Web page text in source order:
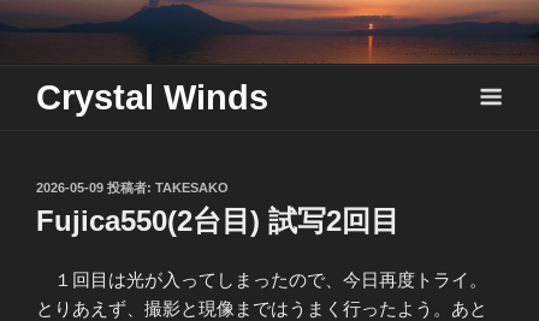
Skip
content
Crystal Winds
投
稿
日:
2026-05-09 投稿者: TAKESAKO
Fujica550(2台目) 試写2回目
１回目は光が入ってしまったので、今日再度トライ。
とりあえず、撮影と現像まではうまく行ったよう。あと